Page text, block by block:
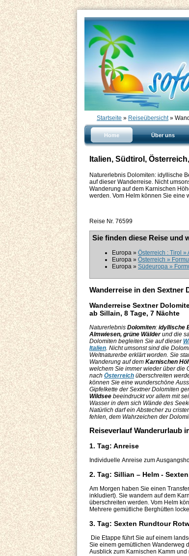
Startseite » Reiseübersicht»
Home Über uns
Italien, Südtirol,
Naturerlebnis Dolomiten: idyllische
auf dieser Wanderreise. Nicht
Wanderung auf dem Karnischen
werden. Vom Helm können Sie eine
Reise Nr. 76599
Sie finden diese Reise und
Europa » Österreich : Tirol »
Europa » Österreich »
Europa » Südeuropa »
Wanderreise in den Sextner
Wanderreise Sextner
ab Sillain, 8 Tage, 7 Nächte
Naturerlebnis Dolomiten: idyllische
Almwiesen, grüne Wälderund die
Dolomiten begleiten Sie auf dieser
Italien. Nicht umsonst sind die
Weltnaturerbe erklärt worden. Sie
Wanderung auf dem Karnischen
welchem Sie immer wieder über die
nach Österreich überschreiten
können Sie eine wunderschöne
Gipfelkette der Sextner Dolomiten
Wildsee beeindruckt vor allem mit
Wasser in dem sich Wände des
Natürlich darf ein Abstecher zu
fehlen, dem Wahrzeichen der
Reiseverlauf Wanderurlaub
1. Tag: Anreise
Individuelle Anreise zum
2. Tag: Sillian – Helm -
Am Morgen haben Sie einen
inkludiert). Sie wandern auf dem
überschreiten werden. Vom Helm
Mehrere gemütliche Berghütten
3. Tag: Sexten Rundtour
Die Etappe führt Sie auf einem
Sie einem gemütlichen Wanderweg
Ausblick zum Karnischen Kamm